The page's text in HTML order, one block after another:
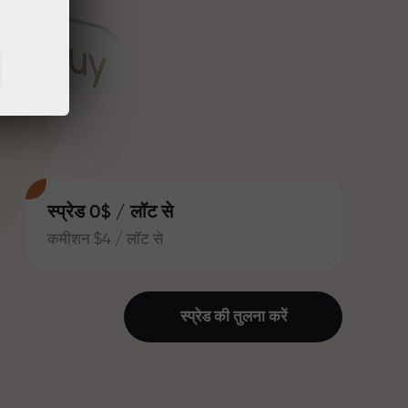
स्प्रेड 0$ / लॉट से
कमीशन $4 / लॉट से
स्प्रेड की तुलना करें